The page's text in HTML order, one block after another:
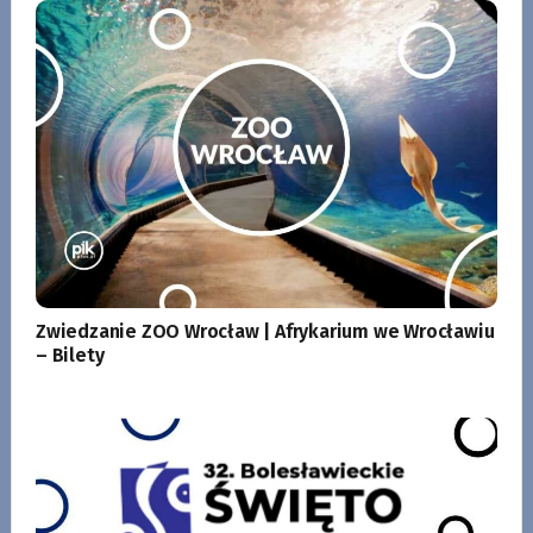
Zwiedzanie ZOO Wrocław | Afrykarium we Wrocławiu
– Bilety